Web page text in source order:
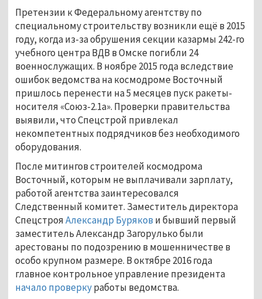
Претензии к Федеральному агентству по
специальному строительству возникли ещё в 2015
году, когда из-за обрушения секции казармы 242-го
учебного центра ВДВ в Омске погибли 24
военнослужащих. В ноябре 2015 года вследствие
ошибок ведомства на космодроме Восточный
пришлось перенести на 5 месяцев пуск ракеты-
носителя «Союз-2.1а». Проверки правительства
выявили, что Спецстрой привлекал
некомпетентных подрядчиков без необходимого
оборудования.
После митингов строителей космодрома
Восточный, которым не выплачивали зарплату,
работой агентства заинтересовался
Следственный комитет. Заместитель директора
СпецстрояАлександр Буряков и бывший первый
заместитель Александр Загорулько были
арестованы по подозрению в мошенничестве в
особо крупном размере. В октябре 2016 года
главное контрольное управление президента
начало проверкуработы ведомства.